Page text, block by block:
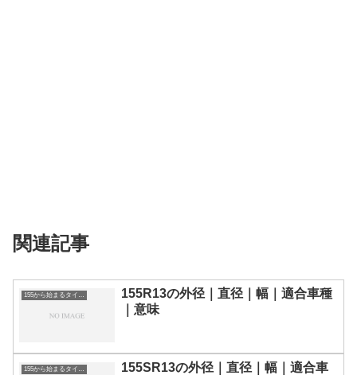
関連記事
155から始まるタイヤサイズ
155R13の外径｜直径｜幅｜適合車種
｜意味
155から始まるタイヤサイズ
155SR13の外径｜直径｜幅｜適合車